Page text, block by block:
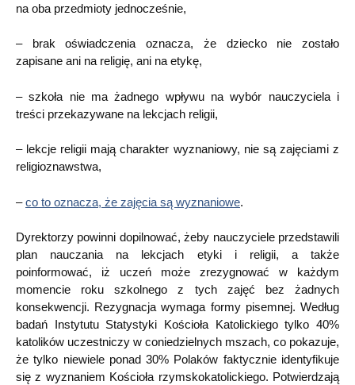
na oba przedmioty jednocześnie,
– brak oświadczenia oznacza, że dziecko nie zostało
zapisane ani na religię, ani na etykę,
– szkoła nie ma żadnego wpływu na wybór nauczyciela i
treści przekazywane na lekcjach religii,
– lekcje religii mają charakter wyznaniowy, nie są zajęciami z
religioznawstwa,
–co to oznacza, że zajęcia są wyznaniowe.
Dyrektorzy powinni dopilnować, żeby nauczyciele przedstawili
plan nauczania na lekcjach etyki i religii, a także
poinformować, iż uczeń może zrezygnować w każdym
momencie roku szkolnego z tych zajęć bez żadnych
konsekwencji. Rezygnacja wymaga formy pisemnej. Według
badań Instytutu Statystyki Kościoła Katolickiego tylko 40%
katolików uczestniczy w coniedzielnych mszach, co pokazuje,
że tylko niewiele ponad 30% Polaków faktycznie identyfikuje
się z wyznaniem Kościoła rzymskokatolickiego. Potwierdzają